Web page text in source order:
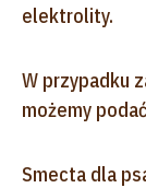
elektrolity.
W przypadku
możemy podać
Smecta dla